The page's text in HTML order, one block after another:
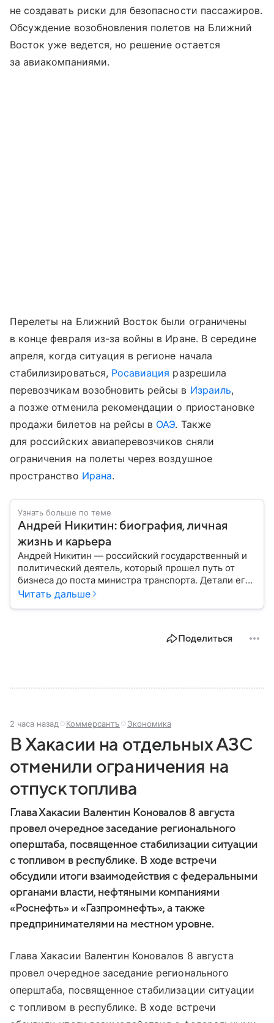
не создавать риски для безопасности пассажиров.
Обсуждение возобновления полетов на Ближний
Восток уже ведется, но решение остается
за авиакомпаниями.
Перелеты на Ближний Восток были ограничены
в конце февраля из-за войны в Иране. В середине
апреля, когда ситуация в регионе начала
стабилизироваться, Росавиация разрешила
перевозчикам возобновить рейсы в Израиль,
а позже отменила рекомендации о приостановке
продажи билетов на рейсы в ОАЭ. Также
для российских авиаперевозчиков сняли
ограничения на полеты через воздушное
пространство Ирана.
Узнать больше по теме
Андрей Никитин: биография, личная
жизнь и карьера
Андрей Никитин — российский государственный и
политический деятель, который прошел путь от
бизнеса до поста министра транспорта. Детали его
биографии — в нашем материале.
Читать дальше
Поделиться
2 часа назад Коммерсантъ Экономика
В Хакасии на отдельных АЗС
отменили ограничения на
отпуск топлива
Глава Хакасии Валентин Коновалов 8 августа
провел очередное заседание регионального
оперштаба, посвященное стабилизации ситуации
с топливом в республике. В ходе встречи
обсудили итоги взаимодействия с федеральными
органами власти, нефтяными компаниями
«Роснефть» и «Газпромнефть», а также
предпринимателями на местном уровне.
Глава Хакасии Валентин Коновалов 8 августа
провел очередное заседание регионального
оперштаба, посвященное стабилизации ситуации
с топливом в республике. В ходе встречи